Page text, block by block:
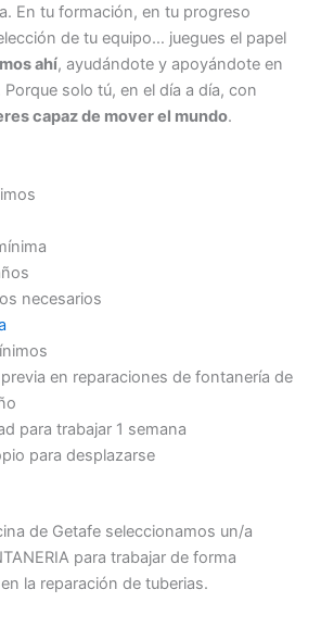
En tu formación, en tu progreso
de tu equipo… juegues el papel
ahí, ayudándote y apoyándote en
solo tú, en el día a día, con
capaz de mover el mundo.
necesarios
en reparaciones de fontanería de
para trabajar 1 semana
para desplazarse
de Getafe seleccionamos un/a
para trabajar de forma
la reparación de tuberias.